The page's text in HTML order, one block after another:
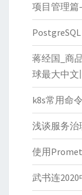
项目管理篇
蒋经国_商
球最大中文
k8s常用命
浅谈服务治
使用
武书连